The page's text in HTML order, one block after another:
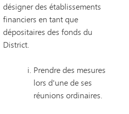
désigner des établissements
financiers en tant que
dépositaires des fonds du
District.
Prendre des mesures
lors d'une de ses
réunions ordinaires.